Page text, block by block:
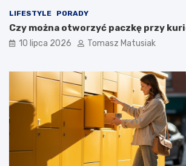
LIFESTYLE PORADY
Czy można otworzyć paczkę przy
10 lipca 2026 Tomasz Matusiak